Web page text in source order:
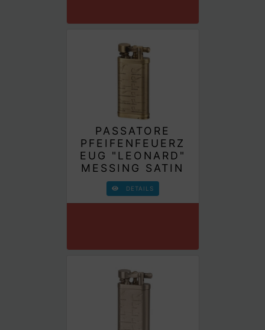
PASSATORE
PFEIFENFEUERZ
EUG "LEONARD"
MESSING SATIN
DETAILS